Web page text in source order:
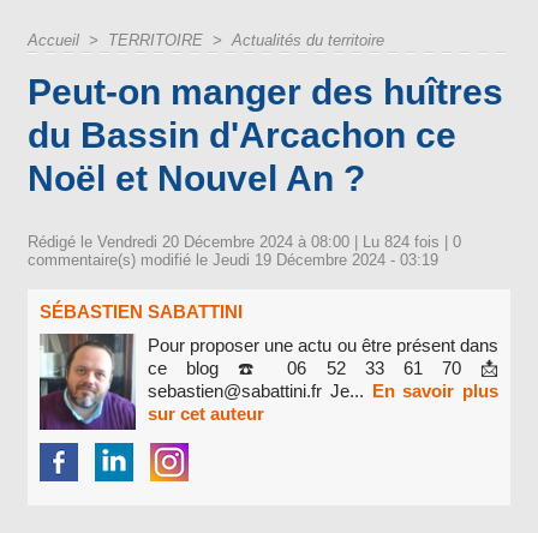
Accueil > TERRITOIRE > Actualités du territoire
Peut-on manger des huîtres
du Bassin d'Arcachon ce
Noël et Nouvel An ?
Rédigé le Vendredi 20 Décembre 2024 à 08:00 | Lu 824 fois | 0
commentaire(s) modifié le Jeudi 19 Décembre 2024 - 03:19
SÉBASTIEN SABATTINI
Pour proposer une actu ou être présent dans
ce blog ☎️ 06 52 33 61 70 📩
sebastien@sabattini.fr Je... En savoir plus
sur cet auteur